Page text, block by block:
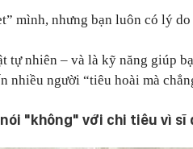
mình, nhưng bạn luôn có lý
tự nhiên – và là kỹ năng giúp
nhiều người “tiêu hoài mà
"không" với chi tiêu vì sĩ